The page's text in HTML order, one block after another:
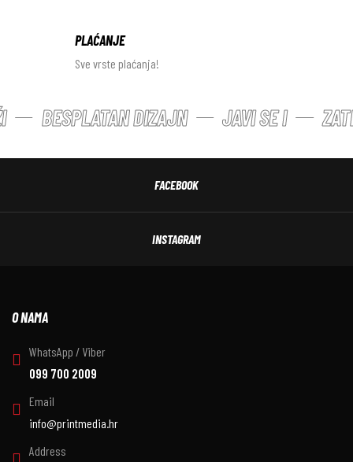
PLAĆANJE
Sve vrste plaćanja!
BESPLATAN DIZAJN JAVI SE I
FACEBOOK
INSTAGRAM
O NAMA
WhatsApp / Viber
099 700 2009
Email
info@printmedia.hr
Address